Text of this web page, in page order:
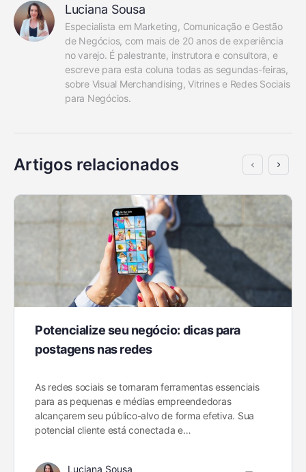
Luciana Sousa
Especialista em Marketing, Comunicação e Gestão
de Negócios, com mais de 20 anos de experiência
no varejo. É palestrante, instrutora e consultora, e
escreve para esta coluna todas as segundas-feiras,
sobre Visual Merchandising, Vitrines e Redes Sociais
para Negócios.
Artigos relacionados
Potencialize seu negócio: dicas para
postagens nas redes
As redes sociais se tornaram ferramentas essenciais
para as pequenas e médias empreendedoras
alcançarem seu público-alvo de forma efetiva. Sua
potencial cliente está conectada e…
Luciana Sousa